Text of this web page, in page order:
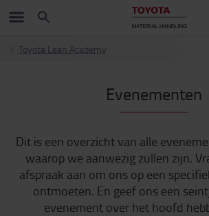
Toyota Lean Academy
Evenementen
Dit is een overzicht van alle
waarop we aanwezig zullen zijn.
afspraak aan om ons op een
ontmoeten. En geef ons een
evenement over het hoofd